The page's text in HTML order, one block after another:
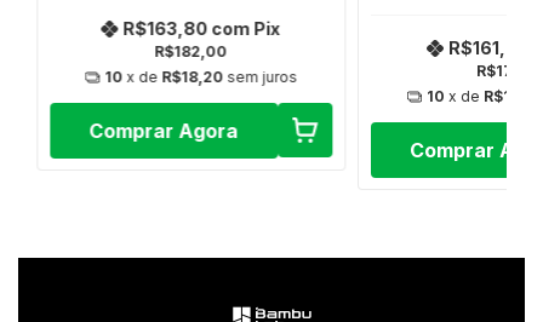
R$182,00
R$163,80 com Pix
10 x de R$18,20 sem juros
Comprar Agora
R$161,91
10 x de R$17,99
Comprar